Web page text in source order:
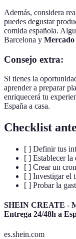
Además, considera
puedes degustar
comida española.
Barcelona y Mercado
Consejo extra:
Si tienes la
aprender a preparar
enriquecerá tu
España a casa.
Checklist
[ ] Definir tus
[ ] Establecer la
[ ] Crear un
[ ] Investigar el
[ ] Probar la
SHEIN CREATE -
Entrega 24/48h a
es.shein.com